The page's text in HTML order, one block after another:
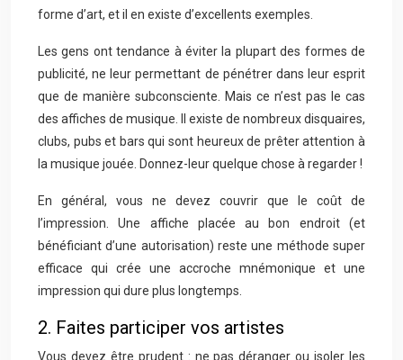
forme d’art, et il en existe d’excellents exemples.
Les gens ont tendance à éviter la plupart des formes de
publicité, ne leur permettant de pénétrer dans leur esprit
que de manière subconsciente. Mais ce n’est pas le cas
des affiches de musique. Il existe de nombreux disquaires,
clubs, pubs et bars qui sont heureux de prêter attention à
la musique jouée. Donnez-leur quelque chose à regarder !
En général, vous ne devez couvrir que le coût de
l’impression. Une affiche placée au bon endroit (et
bénéficiant d’une autorisation) reste une méthode super
efficace qui crée une accroche mnémonique et une
impression qui dure plus longtemps.
2. Faites participer vos artistes
Vous devez être prudent : ne pas déranger ou isoler les